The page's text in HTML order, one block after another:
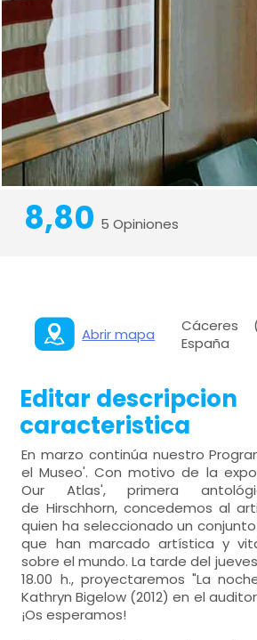
8,80 5 Opiniones
Abrir mapa
Cáceres
España
Editar descripcion
caracteristica
En marzo continúa nuestro
el Museo'. Con motivo de la
Our Atlas', primera
de Hirschhorn, concedemos al
quien ha seleccionado un
que han marcado artística y
sobre el mundo. La tarde del
18.00 h., proyectaremos "La
Kathryn Bigelow (2012) en el
¡Os esperamos!